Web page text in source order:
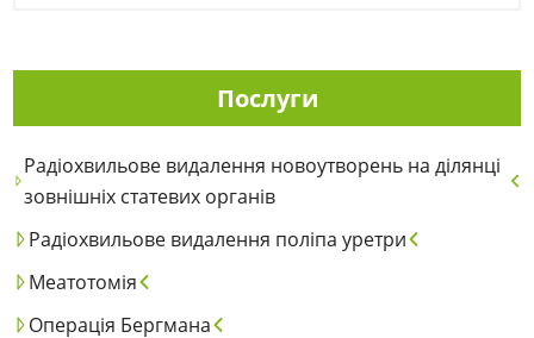
Послуги
Радіохвильове видалення новоутворень на ділянці
зовнішніх статевих органів
Радіохвильове видалення поліпа уретри
Меатотомія
Операція Бергмана